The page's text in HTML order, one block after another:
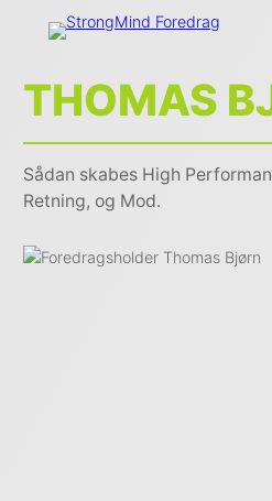
THOMAS
Sådan skabes High
Retning, og Mod.